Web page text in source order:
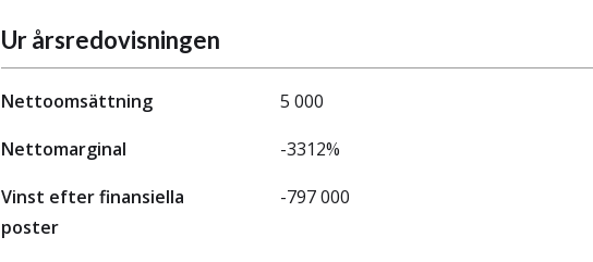
Ur årsredovisningen
Nettoomsättning
5 000
Nettomarginal
-3312%
Vinst efter finansiella
poster
-797 000